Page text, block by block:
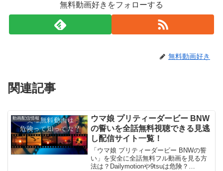
無料動画好きをフォローする
無料動画好き
関連記事
動画配信情報
ウマ娘 プリティーダービー BNW
の誓いを全話無料視聴できる見逃
し配信サイト一覧！
「ウマ娘 プリティーダービー BNWの誓
い」を安全に全話無料フル動画を見る方
法は？Dailymotionや9tsuは危険？